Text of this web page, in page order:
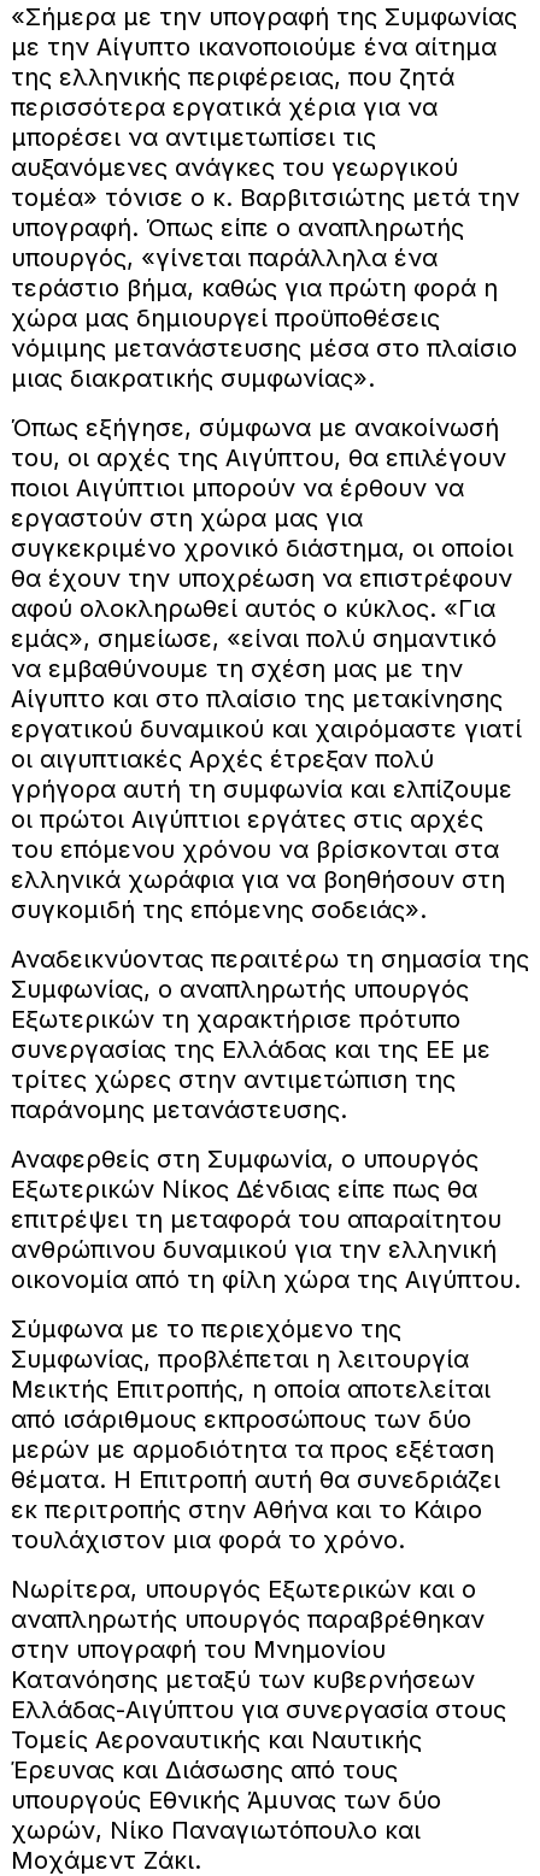
«Σήμερα με την υπογραφή της Συμφωνίας
με την Αίγυπτο ικανοποιούμε ένα αίτημα
της ελληνικής περιφέρειας, που ζητά
περισσότερα εργατικά χέρια για να
μπορέσει να αντιμετωπίσει τις
αυξανόμενες ανάγκες του γεωργικού
τομέα» τόνισε ο κ. Βαρβιτσιώτης μετά την
υπογραφή. Όπως είπε ο αναπληρωτής
υπουργός, «γίνεται παράλληλα ένα
τεράστιο βήμα, καθώς για πρώτη φορά η
χώρα μας δημιουργεί προϋποθέσεις
νόμιμης μετανάστευσης μέσα στο πλαίσιο
μιας διακρατικής συμφωνίας».
Όπως εξήγησε, σύμφωνα με ανακοίνωσή
του, οι αρχές της Αιγύπτου, θα επιλέγουν
ποιοι Αιγύπτιοι μπορούν να έρθουν να
εργαστούν στη χώρα μας για
συγκεκριμένο χρονικό διάστημα, οι οποίοι
θα έχουν την υποχρέωση να επιστρέφουν
αφού ολοκληρωθεί αυτός ο κύκλος. «Για
εμάς», σημείωσε, «είναι πολύ σημαντικό
να εμβαθύνουμε τη σχέση μας με την
Αίγυπτο και στο πλαίσιο της μετακίνησης
εργατικού δυναμικού και χαιρόμαστε γιατί
οι αιγυπτιακές Αρχές έτρεξαν πολύ
γρήγορα αυτή τη συμφωνία και ελπίζουμε
οι πρώτοι Αιγύπτιοι εργάτες στις αρχές
του επόμενου χρόνου να βρίσκονται στα
ελληνικά χωράφια για να βοηθήσουν στη
συγκομιδή της επόμενης σοδειάς».
Αναδεικνύοντας περαιτέρω τη σημασία της
Συμφωνίας, ο αναπληρωτής υπουργός
Εξωτερικών τη χαρακτήρισε πρότυπο
συνεργασίας της Ελλάδας και της ΕΕ με
τρίτες χώρες στην αντιμετώπιση της
παράνομης μετανάστευσης.
Αναφερθείς στη Συμφωνία, ο υπουργός
Εξωτερικών Νίκος Δένδιας είπε πως θα
επιτρέψει τη μεταφορά του απαραίτητου
ανθρώπινου δυναμικού για την ελληνική
οικονομία από τη φίλη χώρα της Αιγύπτου.
Σύμφωνα με το περιεχόμενο της
Συμφωνίας, προβλέπεται η λειτουργία
Μεικτής Επιτροπής, η οποία αποτελείται
από ισάριθμους εκπροσώπους των δύο
μερών με αρμοδιότητα τα προς εξέταση
θέματα. Η Επιτροπή αυτή θα συνεδριάζει
εκ περιτροπής στην Αθήνα και το Κάιρο
τουλάχιστον μια φορά το χρόνο.
Νωρίτερα, υπουργός Εξωτερικών και ο
αναπληρωτής υπουργός παραβρέθηκαν
στην υπογραφή του Μνημονίου
Κατανόησης μεταξύ των κυβερνήσεων
Ελλάδας-Αιγύπτου για συνεργασία στους
Τομείς Αεροναυτικής και Ναυτικής
Έρευνας και Διάσωσης από τους
υπουργούς Εθνικής Άμυνας των δύο
χωρών, Νίκο Παναγιωτόπουλο και
Μοχάμεντ Ζάκι.